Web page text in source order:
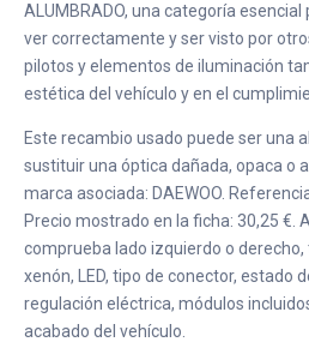
ALUMBRADO, una categoría
ver correctamente y ser visto por
pilotos y elementos de iluminación
estética del vehículo y en el
Este recambio usado puede ser una
sustituir una óptica dañada, opaca o
marca asociada: DAEWOO.
Precio mostrado en la ficha: 30,25 €.
comprueba lado izquierdo o
xenón, LED, tipo de conector, estado
regulación eléctrica, módulos
acabado del vehículo.